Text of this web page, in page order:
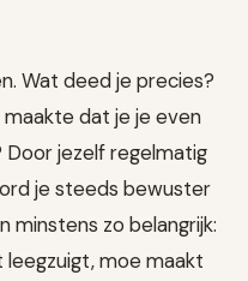
Wat deed je precies?
maakte dat je je even
Door jezelf regelmatig
je steeds bewuster
minstens zo belangrijk:
leegzuigt, moe maakt